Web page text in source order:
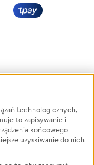
Powódź
Wichura
NGO
technologicznych,
to zapisywanie i
końcowego
uzyskiwanie do nich